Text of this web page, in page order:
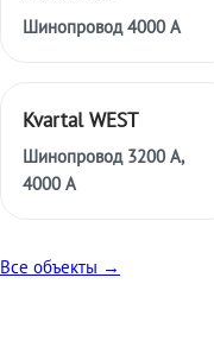
Шинопровод 4000 А
Kvartal WEST
Шинопровод 3200 А,
4000 А
Все объекты →